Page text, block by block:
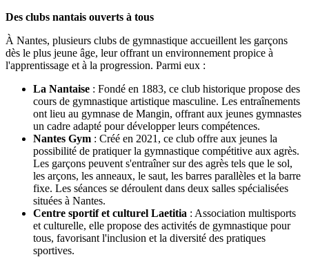
Des clubs nantais ouverts à tous
À Nantes, plusieurs clubs de gymnastique accueillent les garçons
dès le plus jeune âge, leur offrant un environnement propice à
l'apprentissage et à la progression. Parmi eux :
La Nantaise : Fondé en 1883, ce club historique propose des
cours de gymnastique artistique masculine. Les entraînements
ont lieu au gymnase de Mangin, offrant aux jeunes gymnastes
un cadre adapté pour développer leurs compétences.
Nantes Gym : Créé en 2021, ce club offre aux jeunes la
possibilité de pratiquer la gymnastique compétitive aux agrès.
Les garçons peuvent s'entraîner sur des agrès tels que le sol,
les arçons, les anneaux, le saut, les barres parallèles et la barre
fixe. Les séances se déroulent dans deux salles spécialisées
situées à Nantes.
Centre sportif et culturel Laetitia : Association multisports
et culturelle, elle propose des activités de gymnastique pour
tous, favorisant l'inclusion et la diversité des pratiques
sportives.